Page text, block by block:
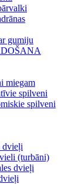
gumiju
miegam
spilveni
spilveni
dvieļi
(turbāni)
dvieļi